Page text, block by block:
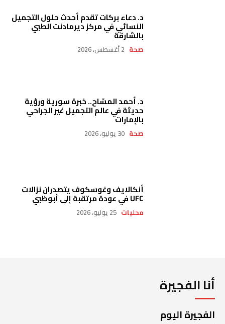
د. دعاء بركات تقدم أحدث حلول التجميل
النسائي في مركز ديرمادنت الطبي
بالشارقة
صحة 2 أغسطس، 2026
د. أحمد المسّاح.. خبرة سورية ورؤية
حديثة في عالم التجميل غير الجراحي
بالإمارات
صحة 30 يوليو، 2026
أنكالايف وغوسكوف يتصدران نزالات
UFC في عودة مرتقبة إلى أبوظبي
محليات 25 يوليو، 2026
أنا الفجيرة
الفجيرة اليوم